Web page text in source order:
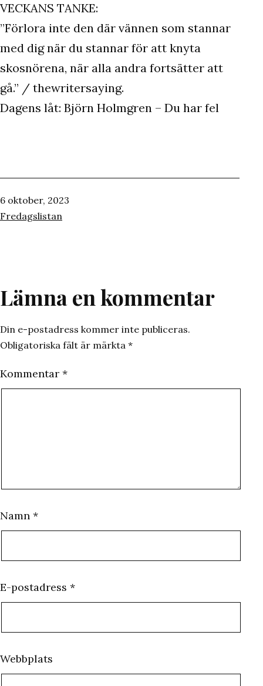
VECKANS TANKE:
”Förlora inte den där vännen som stannar
med dig när du stannar för att knyta
skosnörena, när alla andra fortsätter att
gå.” / thewritersaying.
Dagens låt: Björn Holmgren – Du har fel
Publicerat
den
6 oktober, 2023
Kategoriserat
Fredagslistan
Lämna en kommentar
Din e-postadress kommer inte publiceras.
Obligatoriska fält är märkta *
Kommentar *
Namn *
E-postadress *
Webbplats